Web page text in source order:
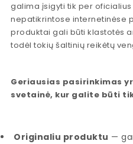
galima įsigyti tik per
nepatikrintose internetinėse
produktai gali būti klastotės
todėl tokių šaltinių reikėtų
Geriausias pasirinkimas
svetainė, kur galite būti
Originaliu produktu —